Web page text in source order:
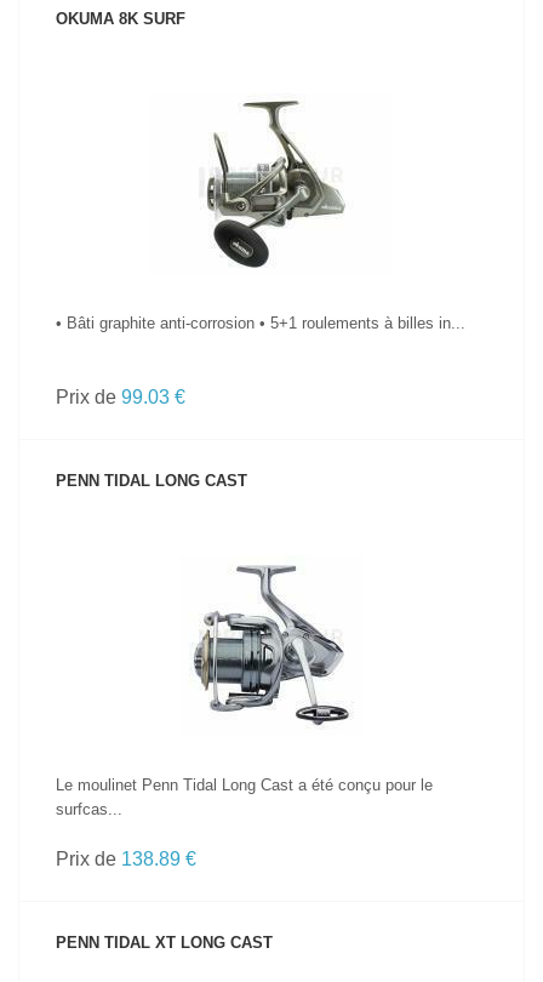
OKUMA 8K SURF
VOIR LE PRODUIT
• Bâti graphite anti-corrosion • 5+1 roulements à billes in...
Prix de 99.03 €
PENN TIDAL LONG CAST
VOIR LE PRODUIT
Le moulinet Penn Tidal Long Cast a été conçu pour le
surfcas...
Prix de 138.89 €
PENN TIDAL XT LONG CAST